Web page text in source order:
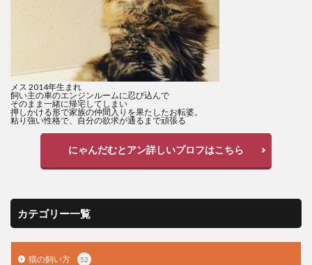
メス 2014年生まれ
飼い主の車のエンジンルームに忍び込んで
そのまま一緒に帰宅してしまい
押しかける形で家族の仲間入りを果たしたお転婆。
粘り強い性格で、自分の欲求が通るまで頑張る
にゃんだむとアン詳しいプロフはこちら
カテゴリー一覧
猫の飼い方 52